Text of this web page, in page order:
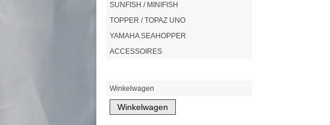
SUNFISH / MINIFISH
TOPPER / TOPAZ UNO
YAMAHA SEAHOPPER
ACCESSOIRES
Winkelwagen